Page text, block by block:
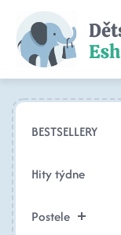
BESTSELLERY
Hity týdne
Postele